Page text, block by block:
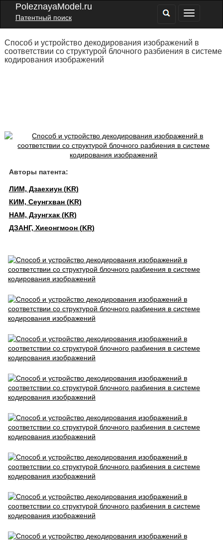
PoleznayaModel.ru
Патентный поиск
Способ и устройство декодирования изображений в
соответствии со структурой блочного разбиения в системе
кодирования изображений
Авторы патента:
ЛИМ, Дзаехиун (KR)
КИМ, Сеунгхван (KR)
НАМ, Дзунгхак (KR)
ДЗАНГ, Хиеонгмоон (KR)